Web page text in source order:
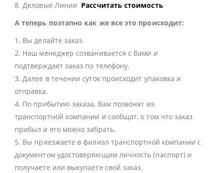
8. Деловые Линии Рассчитать стоимость
А теперь поэтапно как же все это происходит:
1. Вы делайте заказ.
2. Наш менеджер созванивается с Вами и
подтверждает заказ по телефону.
3. Далее в течении суток происходит упаковка и
отправка.
4. По прибытию заказа, Вам позвонят из
транспортной компании и сообщат, о том что заказ
прибыл и его можно забрать.
5. Вы приезжаете в филиал транспортной компании с
документом удостоверяющим личность (паспорт) и
получаете или выкупаете свой заказ.